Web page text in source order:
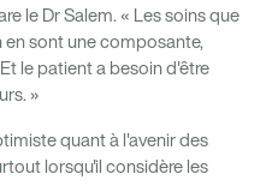
le Dr Salem. « Les soins que
sont une composante,
le patient a besoin d'être
»
quant à l'avenir des
lorsqu'il considère les